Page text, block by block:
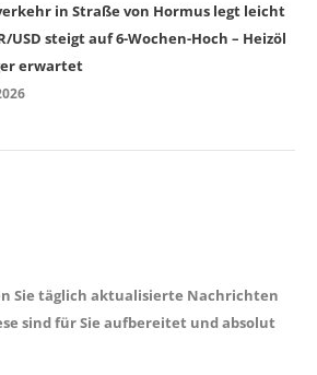
in Straße von Hormus legt leicht
USD steigt auf 6-Wochen-Hoch – Heizöl
erwartet
Sie täglich aktualisierte Nachrichten
sind für Sie aufbereitet und absolut